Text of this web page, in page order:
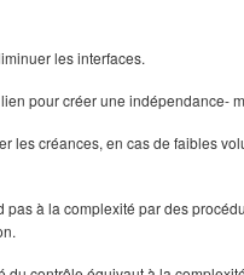
les interfaces.
pour créer une indépendance-
les créances, en cas de faibles
pas à la complexité par des